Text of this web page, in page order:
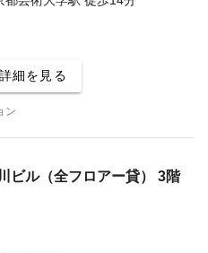
詳細を見る
ン
ビル（全フロアー貸） 3階